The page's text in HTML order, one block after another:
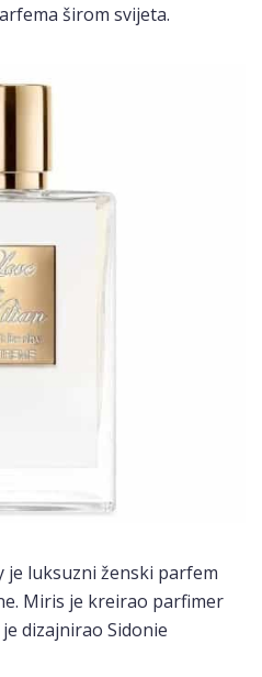
širom svijeta.
je luksuzni ženski parfem
Miris je kreirao parfimer
dizajnirao Sidonie